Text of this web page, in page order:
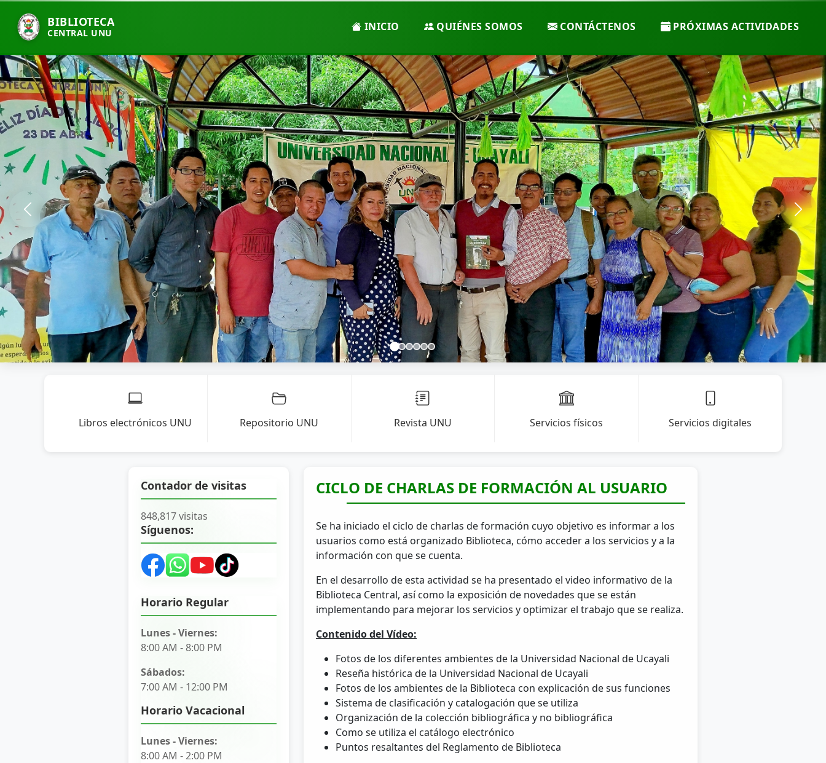
BIBLIOTECA
CENTRAL UNU INICIO QUIÉNES SOMOS CONTÁCTENOS PRÓXIMAS ACTIVIDADES
Libros electrónicos UNU Repositorio UNU Revista UNU Servicios físicos Servicios digitales
Contador de visitas
848,817 visitas
Síguenos:
Horario Regular
Lunes - Viernes:
8:00 AM - 8:00 PM
Sábados:
7:00 AM - 12:00 PM
Horario Vacacional
Lunes - Viernes:
8:00 AM - 2:00 PM
CICLO DE CHARLAS DE FORMACIÓN AL USUARIO
Se ha iniciado el ciclo de charlas de formación cuyo objetivo es informar a los
usuarios como está organizado Biblioteca, cómo acceder a los servicios y a la
información con que se cuenta.
En el desarrollo de esta actividad se ha presentado el video informativo de la
Biblioteca Central, así como la exposición de novedades que se están
implementando para mejorar los servicios y optimizar el trabajo que se realiza.
Contenido del Vídeo:
Fotos de los diferentes ambientes de la Universidad Nacional de Ucayali
Reseña histórica de la Universidad Nacional de Ucayali
Fotos de los ambientes de la Biblioteca con explicación de sus funciones
Sistema de clasificación y catalogación que se utiliza
Organización de la colección bibliográfica y no bibliográfica
Como se utiliza el catálogo electrónico
Puntos resaltantes del Reglamento de Biblioteca